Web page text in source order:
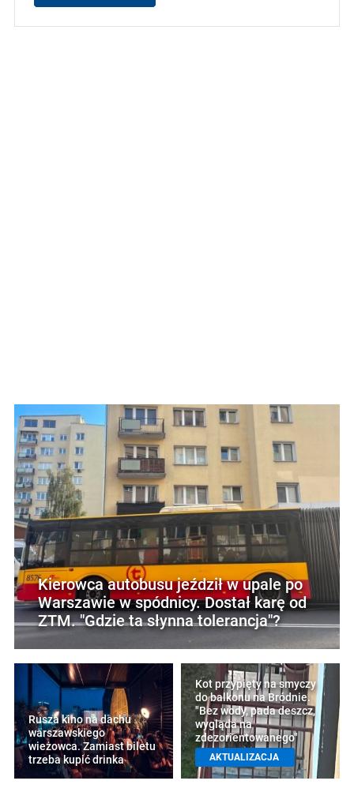
Kierowca autobusu jeździł w upale po
Warszawie w spódnicy. Dostał karę od
ZTM. "Gdzie ta słynna tolerancja"?
Rusza kino na dachu
warszawskiego
wieżowca. Zamiast biletu
trzeba kupić drinka
Kot przypięty na smyczy
do balkonu na Bródnie.
"Bez wody, pada deszcz,
wygląda na
zdezorientowanego"
AKTUALIZACJA